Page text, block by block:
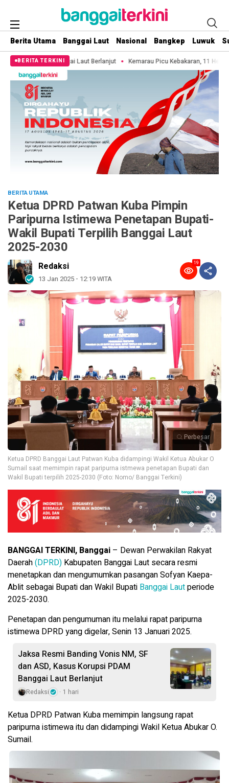
Berita Utama Banggai Laut Nasional Bangkep Luwuk
BERITA TERKINI
Berlanjut Kemarau Picu Kebakaran, 11 Hektare Lahan di Pulau 3B
BERITA UTAMA
Ketua DPRD Patwan Kuba Pimpin
Paripurna Istimewa Penetapan Bupati-
Wakil Bupati Terpilih Banggai Laut
2025-2030
Redaksi
13 Jan 2025 - 12:19 WITA
19
Perbesar
Ketua DPRD Banggai Laut Patwan Kuba didampingi Wakil Ketua Abukar O
Sumail saat memimpin rapat paripurna istmewa penetapan Bupati dan
Wakil Bupati terpilih 2025-2030 (Foto: Nomo/ Banggai Terkini)
BANGGAI TERKINI, Banggai – Dewan Perwakilan Rakyat
Daerah(DPRD) Kabupaten Banggai Laut secara resmi
menetapkan dan mengumumkan pasangan Sofyan Kaepa-
Ablit sebagai Bupati dan Wakil Bupati Banggai Lautperiode
2025-2030.
Penetapan dan pengumuman itu melalui rapat paripurna
istimewa DPRD yang digelar, Senin 13 Januari 2025.
Jaksa Resmi Banding Vonis NM, SF
dan ASD, Kasus Korupsi PDAM
Banggai Laut Berlanjut
Redaksi 1 hari
Ketua DPRD Patwan Kuba memimpin langsung rapat
paripurna istimewa itu dan didampingi Wakil Ketua Abukar O.
Sumail.